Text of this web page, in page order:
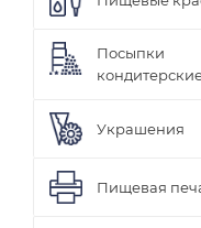
Посыпки
Украшения
Пищевая